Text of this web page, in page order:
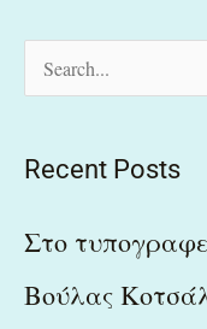
c
f
Recent Posts
Στο
Βούλας